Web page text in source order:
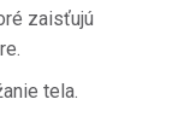
zaisťujú
tela.